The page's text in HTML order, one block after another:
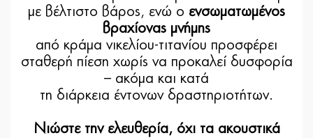
με βέλτιστο βάρος, ενώ ο ενσωματωμένος
βραχίονας μνήμης
από κράμα νικελίου-τιτανίου προσφέρει
σταθερή πίεση χωρίς να προκαλεί δυσφορία
– ακόμα και κατά
τη διάρκεια έντονων δραστηριοτήτων.
Νιώστε την ελευθερία, όχι τα ακουστικά